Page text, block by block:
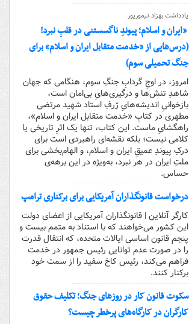
یادداشت بهزاد تیمورپور
«ایران و اسلام؛ پیوندِ ناگسستنی در قلبِ نبرد!
(درس‌هایی از «خدمت متقابل ایران و اسلام» برای
جنگ تحمیلی سوم)
امروز، در اوجِ گردابِ جنگِ سوم، هنگامی که جهان
شاهدِ تنش‌ها و درگیری‌هایِ بی‌امان است،
بازخوانیِ اندیشه‌هایِ ژرفِ استاد شهید مرتضی
مطهری در کتابِ «خدمت متقابل ایران و اسلام»،
راهگشایِ ماست. این کتاب، تنها یک اثرِ تاریخی یا
کلامی نیست؛ بلکه نقشه‌ای راهبردی است برای
درکِ پیوندِ عمیقِ ایران و اسلام، و الهام‌بخشی برای
ملتِ ایران در هر نبرد، به‌ویژه در این برهه‌ی
حساس.
درخواست قانونگذاران آمریکایی برای برکناری ترامپ
کارگر آنلاین | قانونگذاران آمریکایی از اعضای دولت
این کشور می‌خواهند که با استناد به متمم بیست و
پنجم قانون اساسی ایالات متحده، که انتقال قدرت
را در صورت عدم توانایی رئیس جمهور در خدمت
فراهم می‌کند، رئیس کاخ سفید را از سمت خود
برکنار کنند.
سکوت قانون کار در روزهای جنگ؛ تکلیف حقوق
کارگران در کارگاه‌های پرخطر چیست؟